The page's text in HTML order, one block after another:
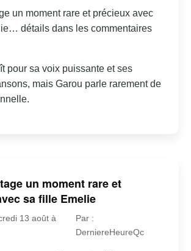
un moment rare et précieux avec
détails dans les commentaires
pour sa voix puissante et ses
mais Garou parle rarement de
un moment rare et
sa fille Emelie
13 août à
Par :
DerniereHeureQc